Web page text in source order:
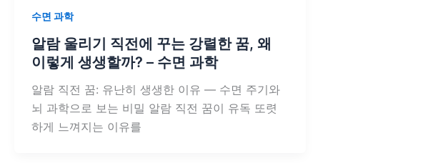
수면 과학
알람 울리기 직전에 꾸는 강렬한 꿈, 왜
이렇게 생생할까? – 수면 과학
알람 직전 꿈: 유난히 생생한 이유 — 수면 주기와
뇌 과학으로 보는 비밀 알람 직전 꿈이 유독 또렷
하게 느껴지는 이유를